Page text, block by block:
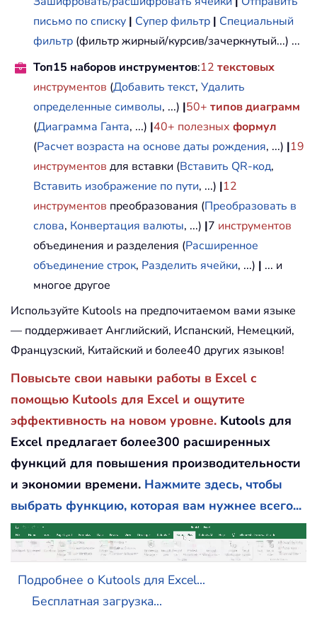
письмо по списку | Супер фильтр | Специальный
фильтр (фильтр жирный/курсив/зачеркнутый...) ...
Топ15 наборов инструментов:12 текстовых
инструментов (Добавить текст, Удалить
определенные символы, ...) |50+ типов диаграмм
(Диаграмма Ганта, ...) |40+ полезных формул
(Расчет возраста на основе даты рождения, ...) |19
инструментов для вставки (Вставить QR-код,
Вставить изображение по пути, ...) |12
инструментов преобразования (Преобразовать в
слова, Конвертация валюты, ...) |7 инструментов
объединения и разделения (Расширенное
объединение строк, Разделить ячейки, ...) | ... и
многое другое
Используйте Kutools на предпочитаемом вами языке
— поддерживает Английский, Испанский, Немецкий,
Французский, Китайский и более40 других языков!
Повысьте свои навыки работы в Excel с
помощью Kutools для Excel и ощутите
эффективность на новом уровне. Kutools для
Excel предлагает более300 расширенных
функций для повышения производительности
и экономии времени. Нажмите здесь, чтобы
выбрать функцию, которая вам нужнее всего...
Подробнее о Kutools для Excel...
Бесплатная загрузка...